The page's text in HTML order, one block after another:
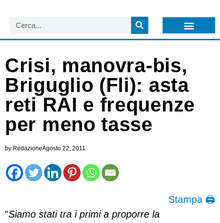
Crisi, manovra-bis,
Briguglio (Fli): asta
reti RAI e frequenze
per meno tasse
by RedazioneAgosto 22, 2011
Stampa 🖨
"Siamo stati tra i primi a proporre la